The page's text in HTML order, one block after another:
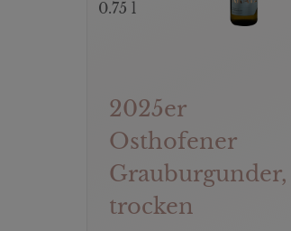
0.75 l
2025er
Osthofener
Grauburgunder,
trocken